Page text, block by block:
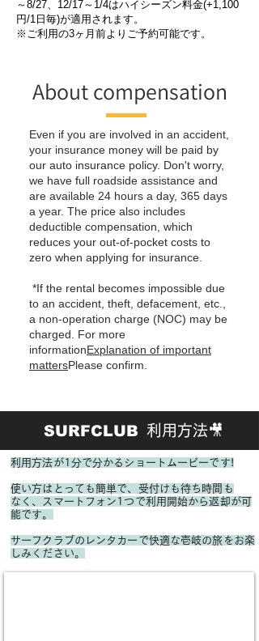
～8/27、12/17～1/4はハイシーズン料金(+1,100
円/1日毎)が適用されます。​​
​※ご利用の3ヶ月前よりご予約可能です。
About compensation
Even if you are involved in an accident,
your insurance money will be paid by
our auto insurance policy. Don't worry,
we have full roadside assistance and
are available 24 hours a day, 365 days
a year. The price also includes
deductible compensation, which
reduces your out-of-pocket costs to
zero when applying for insurance.
​ *If the rental becomes impossible due
to an accident, theft, defacement, etc.,
a non-operation charge (NOC) may be
charged. For more
informationExplanation of important
mattersPlease confirm.
SURFCLUB 利用方法🎥
利用方法が1分で分かるショートムービーです!
使い方はとっても簡単で、受付けも待ち時間も
なく、
スマートフォン1つで利用開始から返却が可
能です。
サーフクラブのレンタカーで快適な壱岐の旅をお楽
しみください。